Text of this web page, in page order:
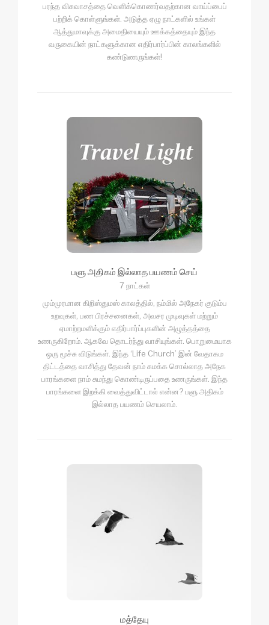
பரந்த விசுவாசத்தை வெளிக்கொணர்வதற்கான வாய்ப்பைப்
பற்றிக் கொள்ளுங்கள். அடுத்த ஏழு நாட்களில் உங்கள்
ஆத்துமாவுக்கு அமைதியையும் ஊக்கத்தையும் இந்த
வருகையின் நாட்களுக்கான எதிர்பார்ப்பின் காலங்களில்
கண்டுணருங்கள்!
பளு அதிகம் இல்லாத பயணம் செய்
7 நாட்கள்
மும்முரமான கிறிஸ்துமஸ் காலத்தில், நம்மில் அநேகர் குடும்ப
உறவுகள், பண பிரச்சனைகள், அவசர முடிவுகள் மற்றும்
ஏமாற்றமளிக்கும் எதிர்பார்ப்புகளின் அழுத்தத்தை
உணருகிறோம். ஆகவே தொடர்ந்து வாசியுங்கள். பொறுமையாக
ஒரு மூச்சு விடுங்கள். இந்த ‘Life Church’ இன் வேதாகம
திட்டத்தை வாசித்து தேவன் நாம் சுமக்க சொல்லாத அநேக
பாரங்களை நாம் சுமந்து கொண்டிருப்பதை உணருங்கள். இந்த
பாரங்களை இறக்கி வைத்துவிட்டால் என்ன? பளு அதிகம்
இல்லாத பயணம் செயலாம்.
மத்தேயு